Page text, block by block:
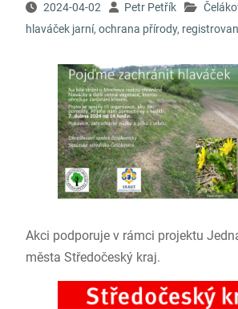
2024-04-02 Petr Petřík
hlaváček jarní, ochrana přírody,
Akci podporuje v rámci projektu
města Středočeský kraj.